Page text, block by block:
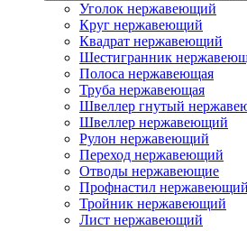
Уголок нержавеющий
Круг нержавеющий
Квадрат нержавеющий
Шестигранник
Полоса нержавеющая
Труба нержавеющая
Швеллер гнутый
Швеллер нержавеющий
Рулон нержавеющий
Переход нержавеющий
Отводы нержавеющие
Профнастил нержавеющий
Тройник нержавеющий
Лист нержавеющий